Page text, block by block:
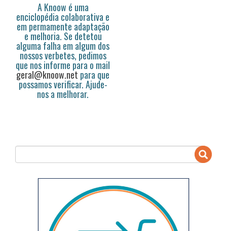
A Knoow é uma
enciclopédia colaborativa e
em permamente adaptação
e melhoria. Se detetou
alguma falha em algum dos
nossos verbetes, pedimos
que nos informe para o mail
geral@knoow.net para que
possamos verificar. Ajude-
nos a melhorar.